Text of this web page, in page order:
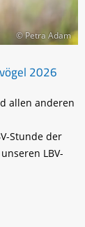
© Petra Adam
2026
allen anderen
Stunde der
LBV-